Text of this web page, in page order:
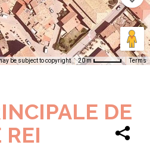
be subject to copyright 20 m Terms
DE
REI